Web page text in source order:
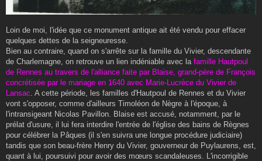
Loin de moi, l'idée que ce monument antique ait été vendu pour effacer
quelques dettes de la seigneuresse.
Bien au contraire, quand on s'arrête sur la famille du Vivier, descendante
de Charlemagne, on retrouve un lien indéniable avec la famille Hautpoul
de Rennes au travers de l'alliance faite par Blaise, grand-père de François
concrétisée par le mariage en 1640 avec Marie-Lucrèce du Vivier de
Lansac . A cette période, les familles d'Hautpoul de Rennes et du Vivier
vont s'opposer, comme d'ailleurs Timoléon de Nègre à l'époque, à
l'intransigeant Nicolas Pavillon. Blaise est accusé, notamment, par le
prélat d'usure, il lui fera interdire l'entrée de l'église des bains de Règnes
pour célébrer la Pâques (il s'en suivra une longue procédure judiciaire)
tandis que son beau-frère Henry du Vivier, gouverneur de Puylaurens, est,
quant à lui, poursuivi pour avoir des mœurs scandaleuses. L'incorrigible